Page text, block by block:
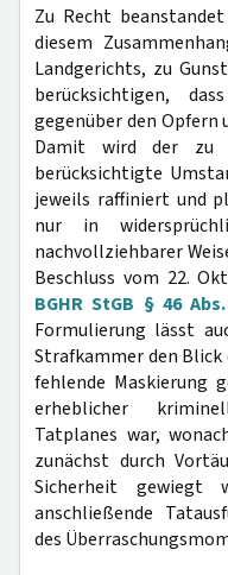
Zu Recht
diesem
Landgerichts, zu
berücksichtigen,
gegenüber den
Damit wird der zu
berücksichtigte
jeweils raffiniert und
nur in
nachvollziehbarer
Beschluss vom 22.
BGHR StGB § 46
Formulierung lässt
Strafkammer den
fehlende Maskierung
erheblicher
Tatplanes war,
zunächst durch
Sicherheit gewiegt
anschließende
des